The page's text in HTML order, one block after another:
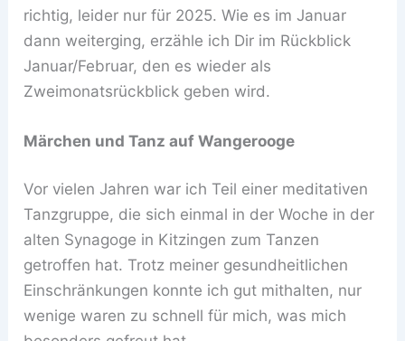
richtig, leider nur für 2025. Wie es im Januar
dann weiterging, erzähle ich Dir im Rückblick
Januar/Februar, den es wieder als
Zweimonatsrückblick geben wird.
Märchen und Tanz auf Wangerooge
Vor vielen Jahren war ich Teil einer meditativen
Tanzgruppe, die sich einmal in der Woche in der
alten Synagoge in Kitzingen zum Tanzen
getroffen hat. Trotz meiner gesundheitlichen
Einschränkungen konnte ich gut mithalten, nur
wenige waren zu schnell für mich, was mich